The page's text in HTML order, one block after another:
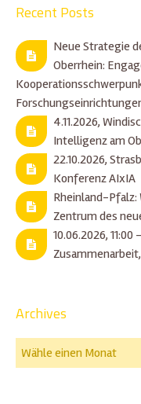
Recent Posts
Neue Strategie
Oberrhein:
4.11.2026,
Intelligenz am
22.10.2026,
Konferenz AIxIA
Rheinland-Pfalz:
Zentrum des
10.06.2026,
Archives